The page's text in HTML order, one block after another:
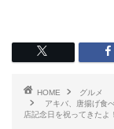
HOME
グルメ
アキバ、唐揚げ食
店記念日を祝ってきたよ！